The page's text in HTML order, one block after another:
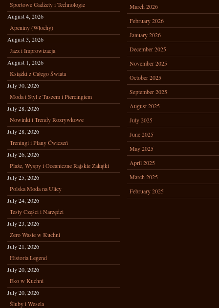
Sportowe Gadżety i Technologie
August 4, 2026
Apeniny (Włochy)
August 3, 2026
Jazz i Improwizacja
August 1, 2026
Książki z Całego Świata
July 30, 2026
Moda i Styl z Tuszem i Piercingiem
July 28, 2026
Nowinki i Trendy Rozrywkowe
July 28, 2026
Treningi i Plany Ćwiczeń
July 26, 2026
Plaże, Wyspy i Oceaniczne Rajskie Zakątki
July 25, 2026
Polska Moda na Ulicy
July 24, 2026
Testy Części i Narzędzi
July 23, 2026
Zero Waste w Kuchni
July 21, 2026
Historia Legend
July 20, 2026
Eko w Kuchni
July 20, 2026
Śluby i Wesela
March 2026
February 2026
January 2026
December 2025
November 2025
October 2025
September 2025
August 2025
July 2025
June 2025
May 2025
April 2025
March 2025
February 2025